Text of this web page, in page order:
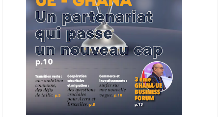
Cette semaine, Africa Finance Corporation (AFC) a annoncé avoir
bouclé un prêt syndiqué de 2 milliards de dollars, la plus importante
levée de son histoire. Initialement calibrée à 1,6 milliard, l'opération a
été relevée de 400 millions face à l'afflux des souscriptions de
banques internationales. Plus du tiers des fonds proviennent
d'institutions financières asiatiques, à parts égales avec l'Europe.
L'Asie-Pacifique et l'Europe pèsent chacune 35 % du tour de table,
devant le Moyen-Orient (25 %) et l'Afrique (5 %), selon le communiqué
de l'institution panafricaine, qui compte 48 pays membres.
ECHANGES AFRIQUE - UE